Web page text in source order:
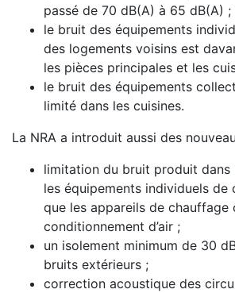
passé de 70 dB(A) à 65 dB(A) ;
le bruit des équipements
des logements voisins est
les pièces principales et les
le bruit des équipements
limité dans les cuisines.
La NRA a introduit aussi des
limitation du bruit produit dans
les équipements individuels de
que les appareils de chauffage
conditionnement d’air ;
un isolement minimum de 30
bruits extérieurs ;
correction acoustique des